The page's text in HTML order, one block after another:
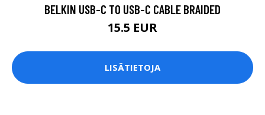
BELKIN USB-C TO USB-C CABLE BRAIDED
15.5 EUR
LISÄTIETOJA